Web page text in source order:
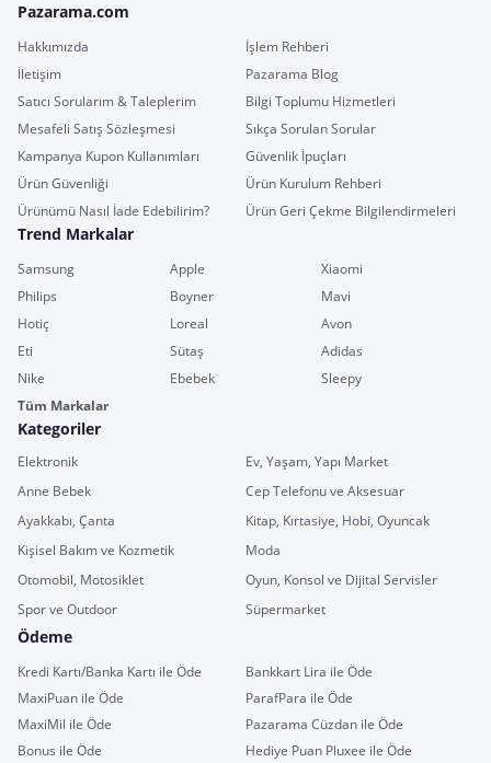
Pazarama.com
Hakkımızda
İşlem Rehberi
İletişim
Pazarama Blog
Satıcı Sorularım & Taleplerim
Bilgi Toplumu Hizmetleri
Mesafeli Satış Sözleşmesi
Sıkça Sorulan Sorular
Kampanya Kupon Kullanımları
Güvenlik İpuçları
Ürün Güvenliği
Ürün Kurulum Rehberi
Ürünümü Nasıl İade Edebilirim?
Ürün Geri Çekme Bilgilendirmeleri
Trend Markalar
Samsung Apple
Xiaomi
Philips
Boyner
Mavi
Hotiç
Loreal
Avon
Eti
Sütaş
Adidas
Nike
Ebebek
Sleepy
Tüm Markalar
Kategoriler
Elektronik
Ev, Yaşam, Yapı Market
Anne Bebek
Cep Telefonu ve Aksesuar
Ayakkabı, Çanta
Kitap, Kırtasiye, Hobi, Oyuncak
Kişisel Bakım ve Kozmetik
Moda
Otomobil, Motosiklet
Oyun, Konsol ve Dijital Servisler
Spor ve Outdoor
Süpermarket
Ödeme
Kredi Kartı/Banka Kartı ile Öde
Bankkart Lira ile Öde
MaxiPuan ile Öde
ParafPara ile Öde
MaxiMil ile Öde
Pazarama Cüzdan ile Öde
Bonus ile Öde
Hediye Puan Pluxee ile Öde